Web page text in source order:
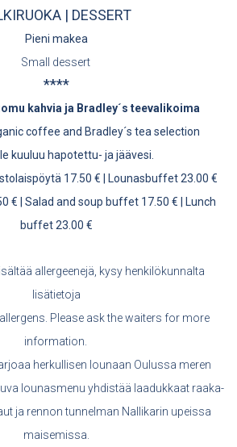
| DESSERT
Pieni makea
Small dessert
****
kahvia ja Bradley´s teevalikoima
coffee and Bradley´s tea selection
kuuluu hapotettu- ja jäävesi.
17.50 € | Lounasbuffet 23.00 €
€ | Salad and soup buffet 17.50 € | Lunch
buffet 23.00 €
allergeenejä, kysy henkilökunnalta
lisätietoja
Please ask the waiters for more
information.
herkullisen lounaan Oulussa meren
lounasmenu yhdistää laadukkaat raaka-
ja rennon tunnelman Nallikarin upeissa
maisemissa.